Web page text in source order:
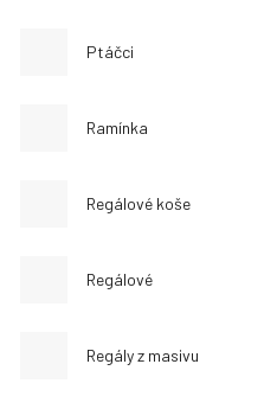
Ptáčci
Ramínka
Regálové koše
Regálové
Regály z masivu